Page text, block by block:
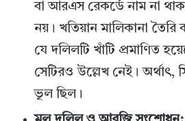
বা আরএস রেকর্ডে নাম না
নয়। খতিয়ান মালিকানা
যে দলিলটি খাঁটি প্রমাণিত
সেটিরও উল্লেখ নেই। অর্থাৎ,
ভুল ছিল।